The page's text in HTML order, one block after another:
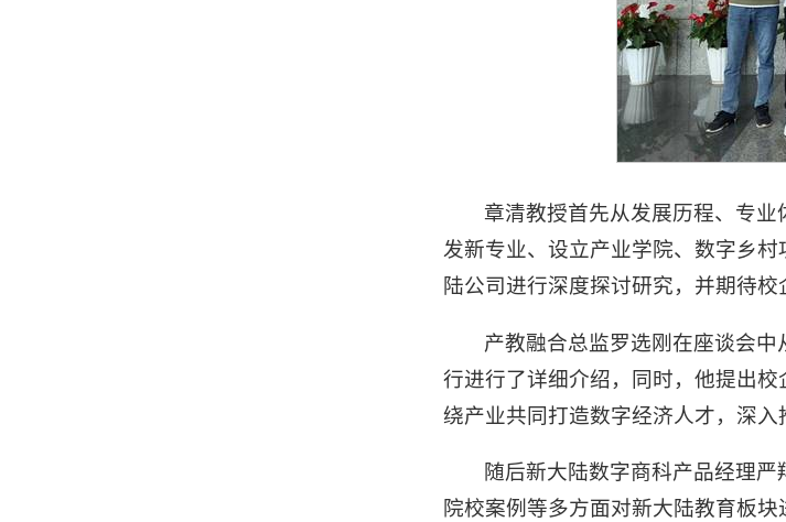
章清教授首先从发展历程、专
发新专业、设立产业学院、数字乡
陆公司进行深度探讨研究，并期待校
产教融合总监罗选刚在座谈会
行进行了详细介绍，同时，他提出
绕产业共同打造数字经济人才，深入
随后新大陆数字商科产品经理
院校案例等多方面对新大陆教育板